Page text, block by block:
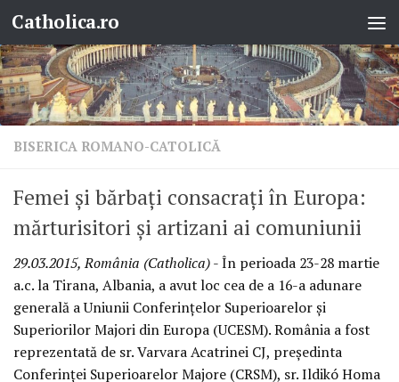
Skip to content
Catholica.ro
BISERICA ROMANO-CATOLICĂ
Femei şi bărbaţi consacraţi în Europa:
mărturisitori şi artizani ai comuniunii
29.03.2015, România (Catholica)- În perioada 23-28 martie
a.c. la Tirana, Albania, a avut loc cea de a 16-a adunare
generală a Uniunii Conferinţelor Superioarelor şi
Superiorilor Majori din Europa (UCESM). România a fost
reprezentată de sr. Varvara Acatrinei CJ, preşedinta
Conferinţei Superioarelor Majore (CRSM), sr. Ildikó Homa